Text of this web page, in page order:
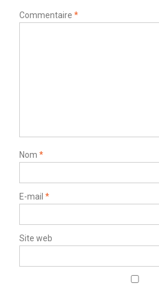
Commentaire *
Nom *
E-mail *
Site web